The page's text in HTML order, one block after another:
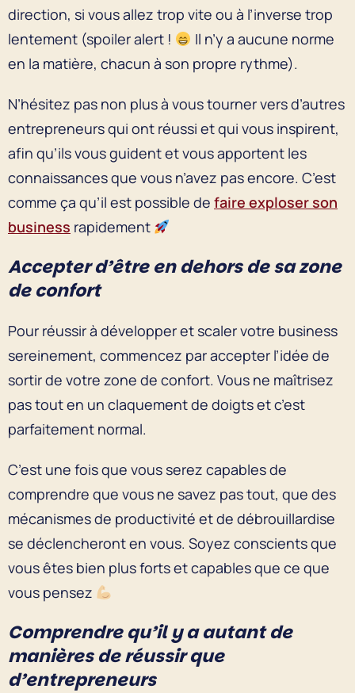
direction, si vous allez trop vite ou à l’inverse trop
lentement (spoiler alert !
Il n’y a aucune norme
en la matière, chacun à son propre rythme).
N’hésitez pas non plus à vous tourner vers d’autres
entrepreneurs qui ont réussi et qui vous inspirent,
afin qu’ils vous guident et vous apportent les
connaissances que vous n’avez pas encore. C’est
comme ça qu’il est possible de faire exploser son
business rapidement
Accepter d’être en dehors de sa zone
de confort
Pour réussir à développer et scaler votre business
sereinement, commencez par accepter l’idée de
sortir de votre zone de confort. Vous ne maîtrisez
pas tout en un claquement de doigts et c’est
parfaitement normal.
C’est une fois que vous serez capables de
comprendre que vous ne savez pas tout, que des
mécanismes de productivité et de débrouillardise
se déclencheront en vous. Soyez conscients que
vous êtes bien plus forts et capables que ce que
vous pensez
Comprendre qu’il y a autant de
manières de réussir que
d’entrepreneurs